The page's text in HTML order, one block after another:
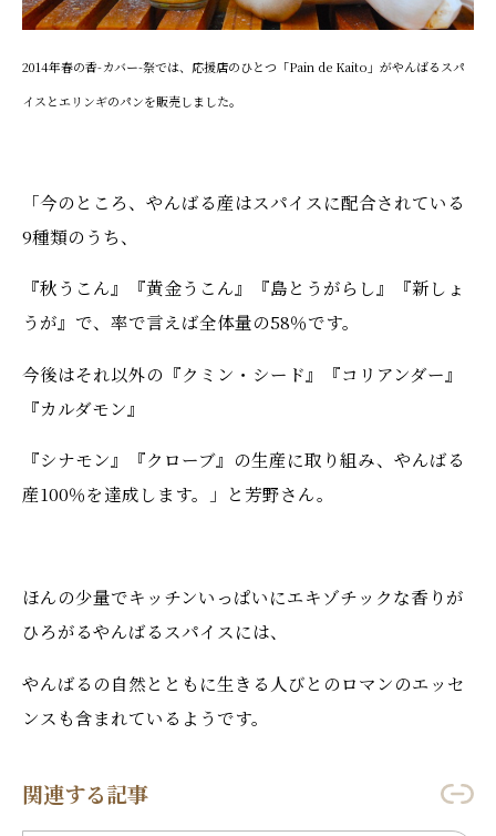
2014年春の香-カバー-祭では、応援店のひとつ「Pain de Kaito」がやんばるスパ
イスとエリンギのパンを販売しました。
「今のところ、やんばる産はスパイスに配合されている
9種類のうち、
『秋うこん』『黄金うこん』『島とうがらし』『新しょ
うが』で、率で言えば全体量の58％です。
今後はそれ以外の『クミン・シード』『コリアンダー』
『カルダモン』
『シナモン』『クローブ』の生産に取り組み、やんばる
産100％を達成します。」と芳野さん。
ほんの少量でキッチンいっぱいにエキゾチックな香りが
ひろがるやんばるスパイスには、
やんばるの自然とともに生きる人びとのロマンのエッセ
ンスも含まれているようです。
関連する記事